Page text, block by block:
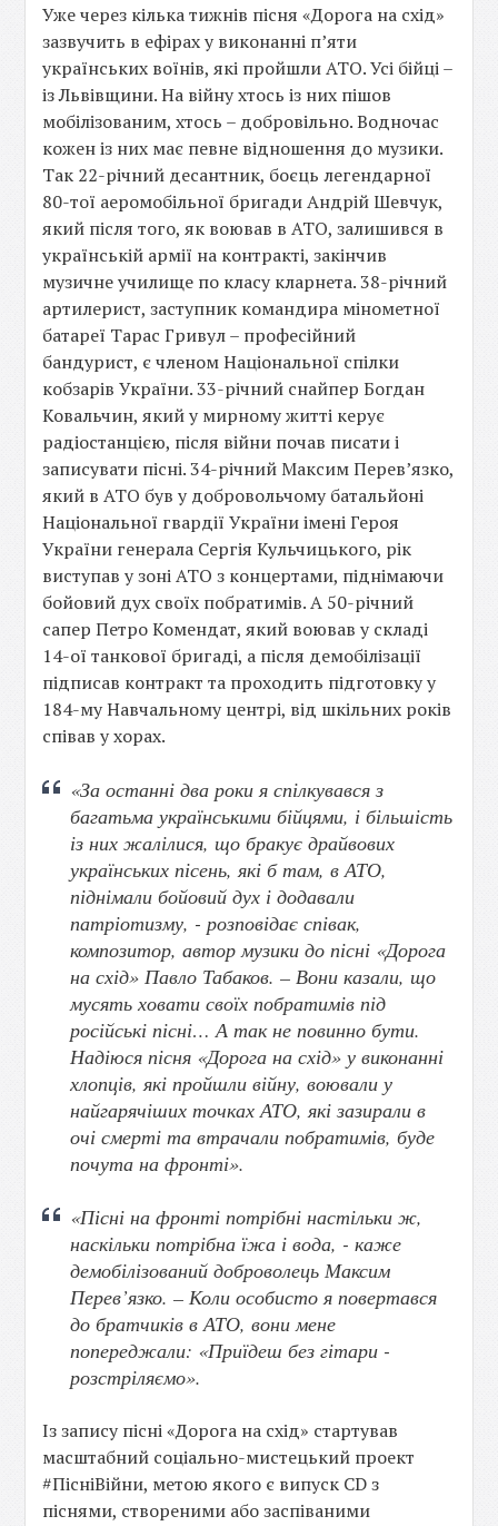
Уже через кілька тижнів пісня «Дорога на схід»
зазвучить в ефірах у виконанні п’яти
українських воїнів, які пройшли АТО. Усі бійці –
із Львівщини. На війну хтось із них пішов
мобілізованим, хтось – добровільно. Водночас
кожен із них має певне відношення до музики.
Так 22-річний десантник, боєць легендарної
80-тої аеромобільної бригади Андрій Шевчук,
який після того, як воював в АТО, залишився в
українській армії на контракті, закінчив
музичне училище по класу кларнета. 38-річний
артилерист, заступник командира мінометної
батареї Тарас Гривул – професійний
бандурист, є членом Національної спілки
кобзарів України. 33-річний снайпер Богдан
Ковальчин, який у мирному житті керує
радіостанцією, після війни почав писати і
записувати пісні. 34-річний Максим Перев’язко,
який в АТО був у добровольчому батальйоні
Національної гвардії України імені Героя
України генерала Сергія Кульчицького, рік
виступав у зоні АТО з концертами, піднімаючи
бойовий дух своїх побратимів. А 50-річний
сапер Петро Комендат, який воював у складі
14-ої танкової бригаді, а після демобілізації
підписав контракт та проходить підготовку у
184-му Навчальному центрі, від шкільних років
співав у хорах.
«За останні два роки я спілкувався з
багатьма українськими бійцями, і більшість
із них жалілися, що бракує драйвових
українських пісень, які б там, в АТО,
піднімали бойовий дух і додавали
патріотизму, - розповідає співак,
композитор, автор музики до пісні «Дорога
на схід» Павло Табаков. – Вони казали, що
мусять ховати своїх побратимів під
російські пісні… А так не повинно бути.
Надіюся пісня «Дорога на схід» у виконанні
хлопців, які пройшли війну, воювали у
найгарячіших точках АТО, які зазирали в
очі смерті та втрачали побратимів, буде
почута на фронті».
«Пісні на фронті потрібні настільки ж,
наскільки потрібна їжа і вода, - каже
демобілізований доброволець Максим
Перев’язко. – Коли особисто я повертався
до братчиків в АТО, вони мене
попереджали: «Приїдеш без гітари -
розстріляємо».
Із запису пісні «Дорога на схід» стартував
масштабний соціально-мистецький проект
#ПісніВійни, метою якого є випуск CD з
піснями, створеними або заспіваними